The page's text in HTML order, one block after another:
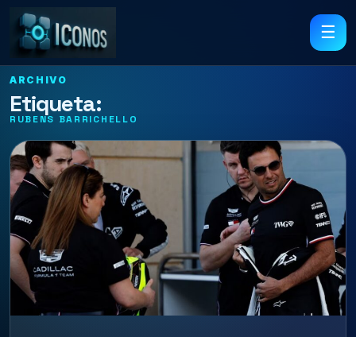
☰
ARCHIVO
Etiqueta:
RUBENS BARRICHELLO